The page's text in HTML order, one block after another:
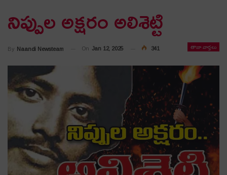
నిప్పుల అక్ష‌రం అలిశెట్టి
తాజా వార్తలు
By Naandi Newsteam On Jan 12, 2025 341